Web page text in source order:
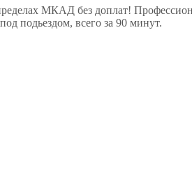
МКАД без доплат!
подьездом, всего за 90 минут.